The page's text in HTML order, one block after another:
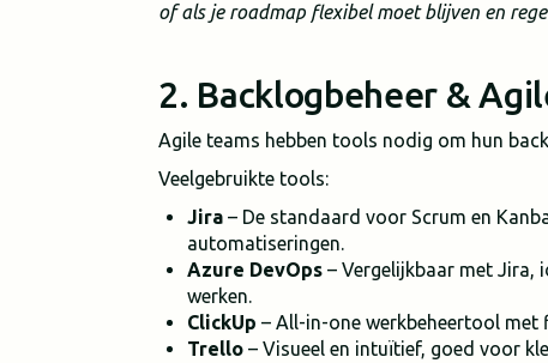
of als je roadmap flexibel moet blijven en
2. Backlogbeheer &
Agile teams hebben tools nodig om hun
Veelgebruikte tools:
Jira – De standaard voor Scrum en
automatiseringen.
Azure DevOps – Vergelijkbaar met Jira,
werken.
ClickUp – All-in-one werkbeheertool
Trello – Visueel en intuïtief, goed voor